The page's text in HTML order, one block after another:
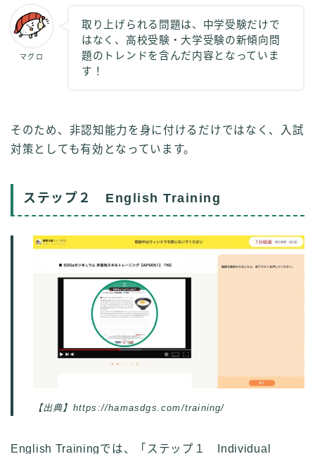
Follow Me
マグロ
取り上げられる問題は、中学受験だけで
はなく、高校受験・大学受験の新傾向問
題のトレンドを含んだ内容となっていま
す！
そのため、非認知能力を身に付けるだけではなく、入試
対策としても有効となっています。
ステップ２ English Training
【出典】https://hamasdgs.com/training/
English Trainingでは、「ステップ１ Individual